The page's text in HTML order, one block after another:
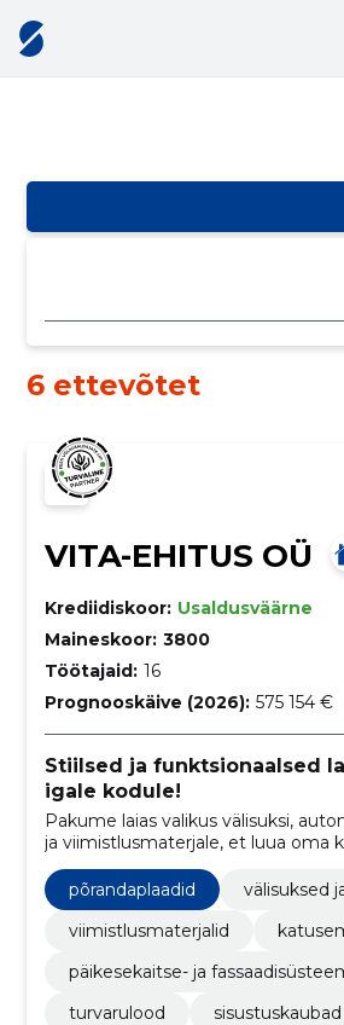
6 ettevõtet
VITA-EHITUS OÜ
Krediidiskoor: Usaldusväärne
Maineskoor: 3800
Töötajaid: 16
Prognooskäive (2026): 575 154 €
Stiilsed ja funktsionaalsed
igale kodule!
Pakume laias valikus välisuksi,
ja viimistlusmaterjale, et luua oma
kvaliteetne, turvaline ja isikupärane
põrandaplaadid
välisuksed
viimistlusmaterjalid
päikesekaitse- ja
turvarulood
sisustuskaubad